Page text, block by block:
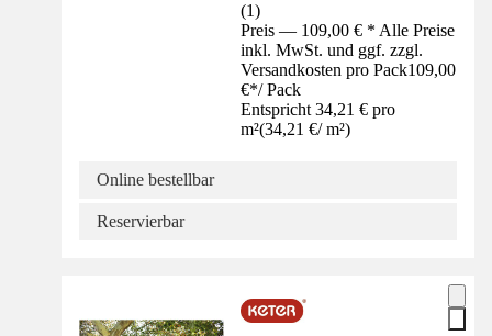
(1)
Preis — 109,00 € * Alle Preise
inkl. MwSt. und ggf. zzgl.
Versandkosten pro Pack109,00
€*/ Pack
Entspricht 34,21 € pro
m²(34,21 €/ m²)
Online bestellbar
Reservierbar